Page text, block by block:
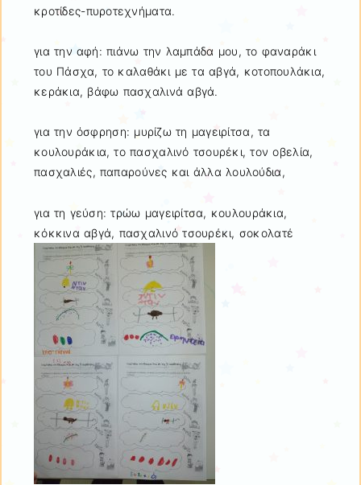
κροτίδες-πυροτεχνήματα.
για την αφή: πιάνω την λαμπάδα μου, το φαναράκι
του Πάσχα, το καλαθάκι με τα αβγά, κοτοπουλάκια,
κεράκια, βάφω πασχαλινά αβγά.
για την όσφρηση: μυρίζω τη μαγειρίτσα, τα
κουλουράκια, το πασχαλινό τσουρέκι, τον οβελία,
πασχαλιές, παπαρούνες και άλλα λουλούδια,
για τη γεύση: τρώω μαγειρίτσα, κουλουράκια,
κόκκινα αβγά, πασχαλινό τσουρέκι, σοκολατέ